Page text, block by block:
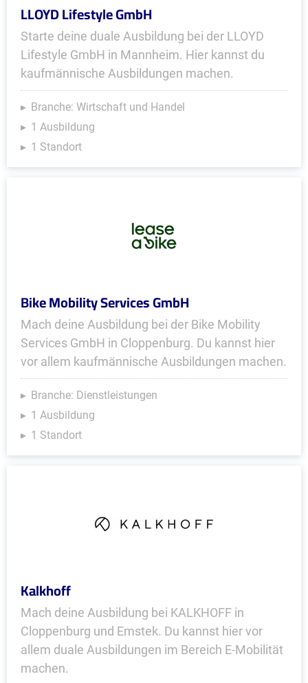
LLOYD Lifestyle GmbH
Starte deine duale Ausbildung bei der LLOYD
Lifestyle GmbH in Mannheim. Hier kannst du
kaufmännische Ausbildungen machen.
Branche: Wirtschaft und Handel
1 Ausbildung
1 Standort
Bike Mobility Services GmbH
Mach deine Ausbildung bei der Bike Mobility
Services GmbH in Cloppenburg. Du kannst hier
vor allem kaufmännische Ausbildungen machen.
Branche: Dienstleistungen
1 Ausbildung
1 Standort
Kalkhoff
Mach deine Ausbildung bei KALKHOFF in
Cloppenburg und Emstek. Du kannst hier vor
allem duale Ausbildungen im Bereich E-Mobilität
machen.